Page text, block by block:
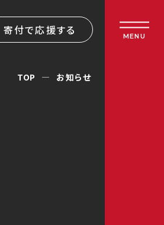
寄付で応援する MENU
TOP お知らせ